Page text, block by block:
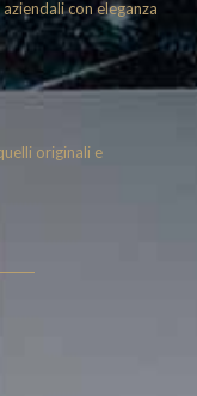
con eleganza
originali e